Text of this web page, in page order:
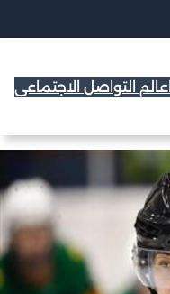
عالم التواصل الاجتماعي